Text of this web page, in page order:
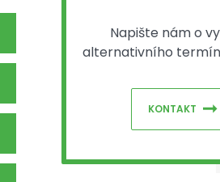
Napište nám o
alternativního
KONTAKT